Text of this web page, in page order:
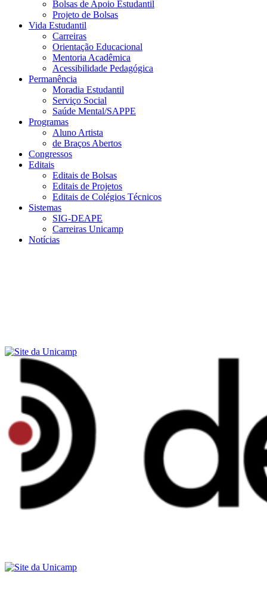
Bolsas de Apoio Estudantil
Projeto de Bolsas
Vida Estudantil
Carreiras
Orientação Educacional
Mentoria Acadêmica
Acessibilidade Pedagógica
Permanência
Moradia Estudantil
Serviço Social
Saúde Mental/SAPPE
Programas
Aluno Artista
de Braços Abertos
Congressos
Editais
Editais de Bolsas
Editais de Projetos
Editais de Colégios Técnicos
Sistemas
SIG-DEAPE
Carreiras Unicamp
Notícias